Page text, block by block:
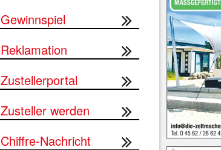
Gewinnspiel
Reklamation
Zustellerportal
Zusteller werden
Chiffre-Nachricht